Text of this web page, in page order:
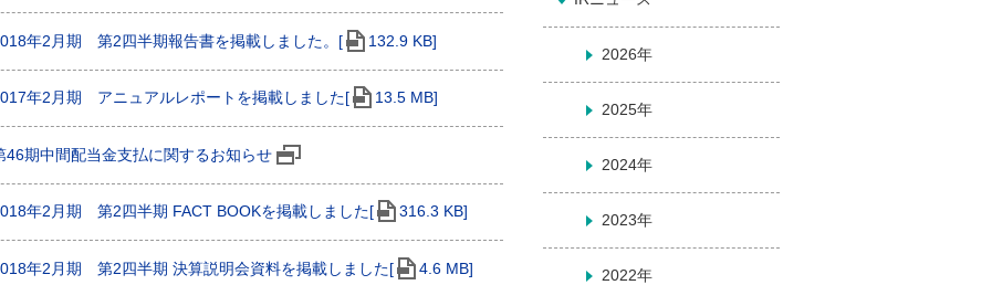
年2月期 第2四半期報告書を掲載しました。[ 132.9 KB]
年2月期 アニュアルレポートを掲載しました[ 13.5 MB]
46期中間配当金支払に関するお知らせ
年2月期 第2四半期 FACT BOOKを掲載しました[ 316.3 KB]
年2月期 第2四半期 決算説明会資料を掲載しました[ 4.6 MB]
2026年
2025年
2024年
2023年
2022年